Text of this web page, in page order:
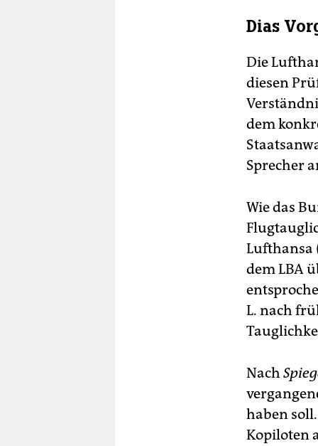
Dias
Die
diesen
dem
Sprecher
Wie das
Lufthansa
dem LBA
L. nach
Nach
haben
Kopiloten